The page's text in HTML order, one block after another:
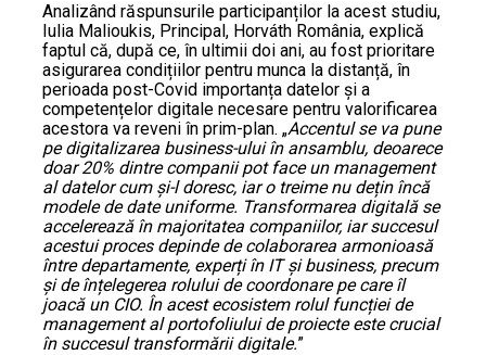
Analizând răspunsurile participanților la acest studiu,
Iulia Malioukis, Principal, Horváth România, explică
faptul că, după ce, în ultimii doi ani, au fost prioritare
asigurarea condițiilor pentru munca la distanță, în
perioada post-Covid importanța datelor și a
competențelor digitale necesare pentru valorificarea
acestora va reveni în prim-plan. „Accentul se va pune
pe digitalizarea business-ului în ansamblu, deoarece
doar 20% dintre companii pot face un management
al datelor cum și-l doresc, iar o treime nu dețin încă
modele de date uniforme. Transformarea digitală se
accelerează în majoritatea companiilor, iar succesul
acestui proces depinde de colaborarea armonioasă
între departamente, experți în IT și business, precum
și de înțelegerea rolului de coordonare pe care îl
joacă un CIO. În acest ecosistem rolul funcției de
management al portofoliului de proiecte este crucial
în succesul transformării digitale.”